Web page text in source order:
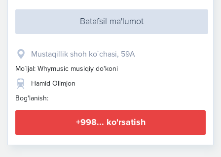
Batafsil ma'lumot
Mustaqillik shoh ko`chasi, 59A
Mo`ljal: Whymusic musiqiy do'koni
Hamid Olimjon
Bog'lanish:
+998... ko'rsatish